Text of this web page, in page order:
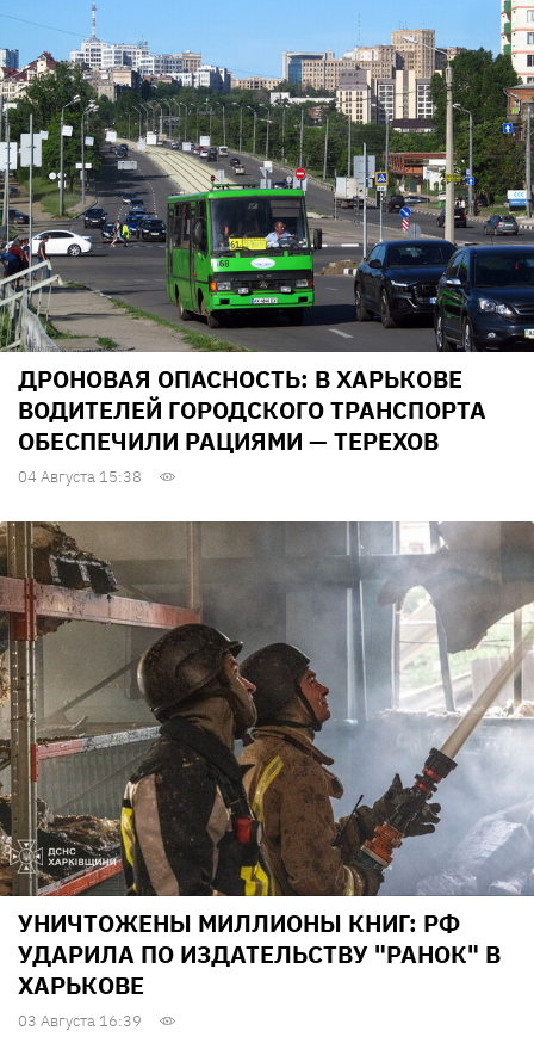
ДРОНОВАЯ ОПАСНОСТЬ: В ХАРЬКОВЕ
ВОДИТЕЛЕЙ ГОРОДСКОГО ТРАНСПОРТА
ОБЕСПЕЧИЛИ РАЦИЯМИ — ТЕРЕХОВ
04 Августа 15:38
УНИЧТОЖЕНЫ МИЛЛИОНЫ КНИГ: РФ
УДАРИЛА ПО ИЗДАТЕЛЬСТВУ "РАНОК" В
ХАРЬКОВЕ
03 Августа 16:39